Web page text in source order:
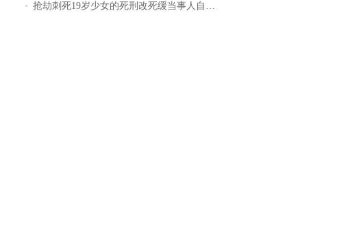
抢劫刺死19岁少女的死刑改死缓当事人自述：出狱11年间始终刻意躲避被害人家属